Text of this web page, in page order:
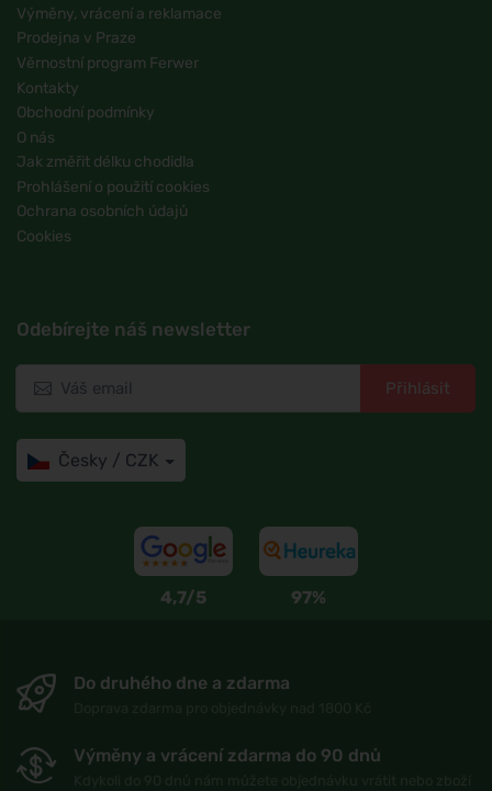
Výměny, vrácení a reklamace
Prodejna v Praze
Věrnostní program Ferwer
Kontakty
Obchodní podmínky
O nás
Jak změřit délku chodidla
Prohlášení o použití cookies
Ochrana osobních údajů
Cookies
Odebírejte náš newsletter
Přihlásit
Česky / CZK
4,7/5 97%
Do druhého dne a zdarma
Výměny a vrácení zdarma do 90 dnů